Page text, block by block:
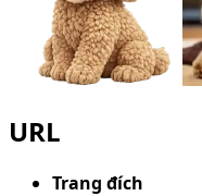
URL
Trang đích